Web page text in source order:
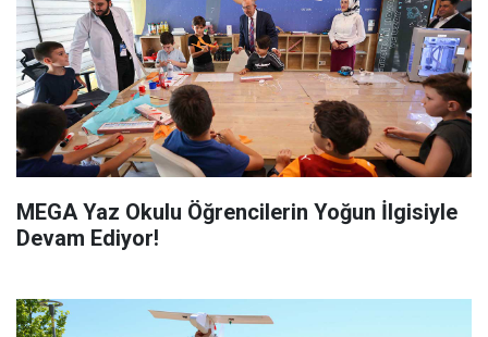
MEGA Yaz Okulu Öğrencilerin Yoğun İlgisiyle
Devam Ediyor!